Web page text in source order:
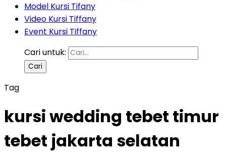
Model Kursi Tifany
Video Kursi Tiffany
Event Kursi Tiffany
Cari untuk:
Tag
kursi wedding tebet timur
tebet jakarta selatan